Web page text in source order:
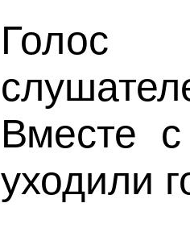
Голос
Вместе
уходили